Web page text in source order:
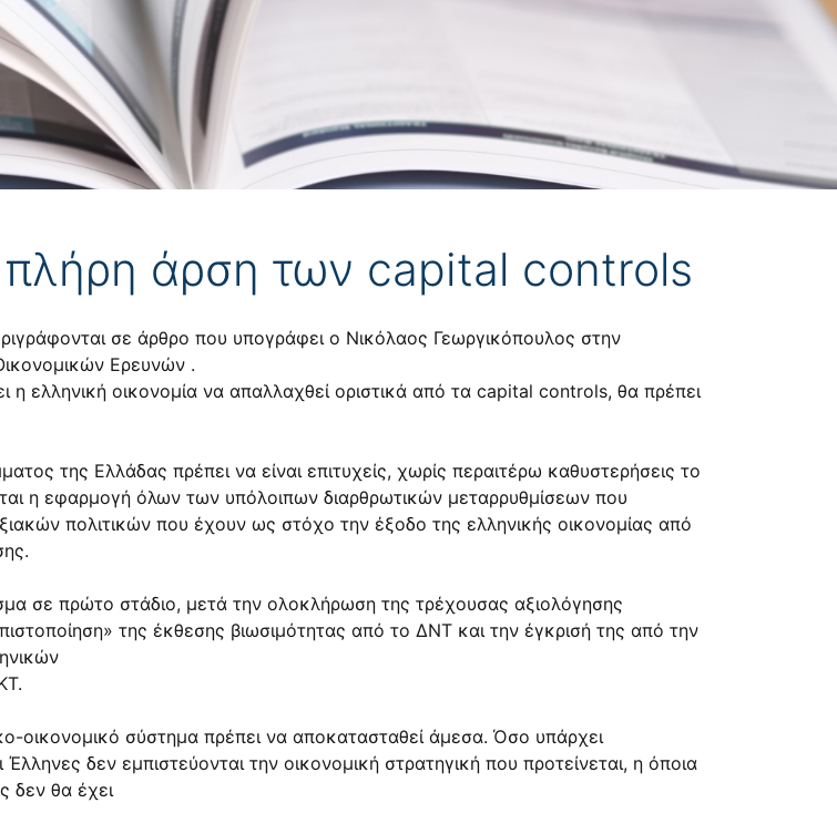
πλήρη άρση των capital controls
σε άρθρο που υπογράφει ο Νικόλαος Γεωργικόπουλος στην
Ερευνών .
ελληνική οικονομία να απαλλαχθεί οριστικά από τα capital controls, θα πρέπει
της Ελλάδας πρέπει να είναι επιτυχείς, χωρίς περαιτέρω καθυστερήσεις το
η εφαρμογή όλων των υπόλοιπων διαρθρωτικών μεταρρυθμίσεων που
πολιτικών που έχουν ως στόχο την έξοδο της ελληνικής οικονομίας από
σε πρώτο στάδιο, μετά την ολοκλήρωση της τρέχουσας αξιολόγησης
της έκθεσης βιωσιμότητας από το ΔΝΤ και την έγκρισή της από την
οικονομικό σύστημα πρέπει να αποκατασταθεί άμεσα. Όσο υπάρχει
δεν εμπιστεύονται την οικονομική στρατηγική που προτείνεται, η όποια
δεν θα έχει